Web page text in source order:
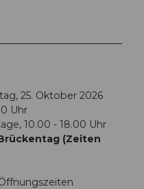
25. Oktober 2026
Uhr
10.00 - 18.00 Uhr
(Zeiten